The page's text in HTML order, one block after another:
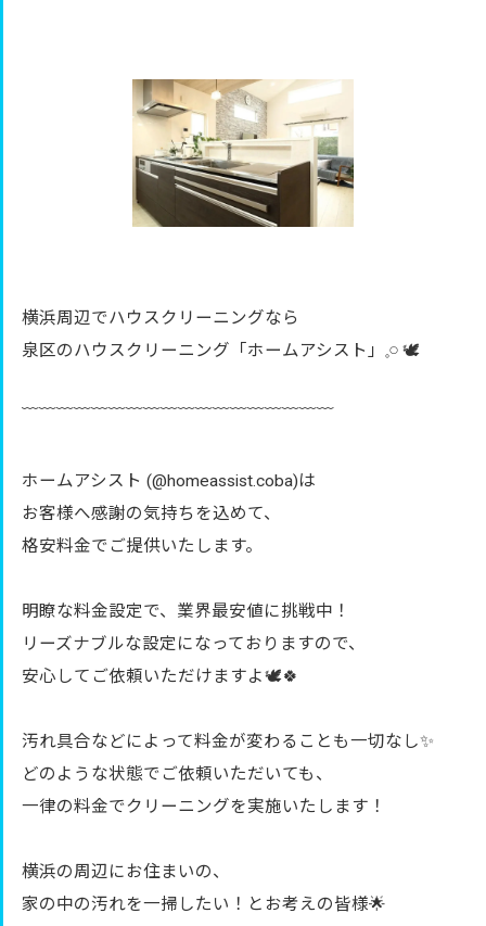
横浜周辺でハウスクリーニングなら
泉区のハウスクリーニング「ホームアシスト」𓈒𓏸︎︎︎︎ 🕊
﹋﹋﹋﹋﹋﹋﹋﹋﹋﹋﹋﹋﹋﹋﹋﹋﹋﹋
ホームアシスト (@homeassist.coba)は
お客様へ感謝の気持ちを込めて、
格安料金でご提供いたします。
明瞭な料金設定で、業界最安値に挑戦中！
リーズナブルな設定になっておりますので、
安心してご依頼いただけますよ🕊️🍀
汚れ具合などによって料金が変わることも一切なし✨
どのような状態でご依頼いただいても、
一律の料金でクリーニングを実施いたします！
横浜の周辺にお住まいの、
家の中の汚れを一掃したい！とお考えの皆様🌟